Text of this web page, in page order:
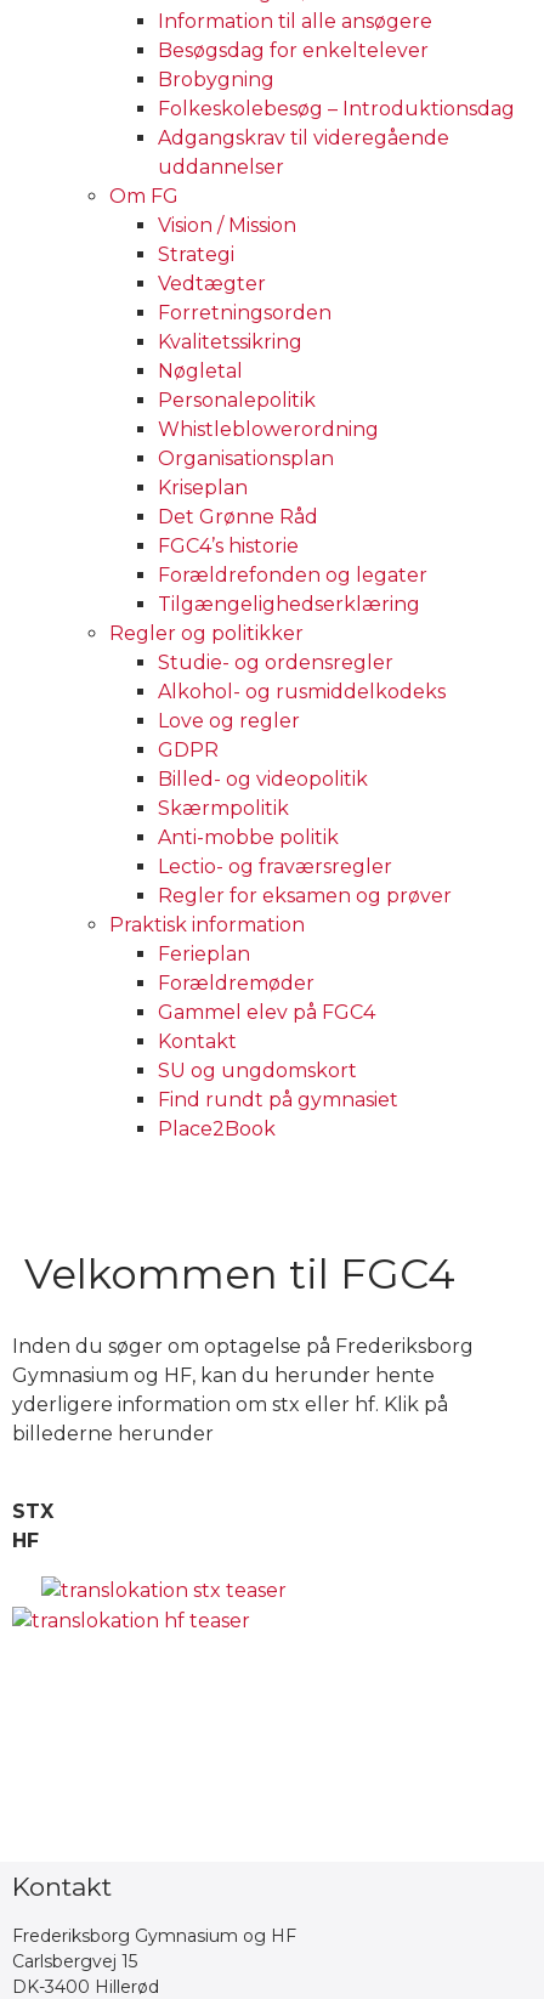
Information til alle ansøgere
Besøgsdag for enkeltelever
Brobygning
Folkeskolebesøg – Introduktionsdag
Adgangskrav til videregående
uddannelser
Om FG
Vision / Mission
Strategi
Vedtægter
Forretningsorden
Kvalitetssikring
Nøgletal
Personalepolitik
Whistleblowerordning
Organisationsplan
Kriseplan
Det Grønne Råd
FGC4’s historie
Forældrefonden og legater
Tilgængelighedserklæring
Regler og politikker
Studie- og ordensregler
Alkohol- og rusmiddelkodeks
Love og regler
GDPR
Billed- og videopolitik
Skærmpolitik
Anti-mobbe politik
Lectio- og fraværsregler
Regler for eksamen og prøver
Praktisk information
Ferieplan
Forældremøder
Gammel elev på FGC4
Kontakt
SU og ungdomskort
Find rundt på gymnasiet
Place2Book
Velkommen til FGC4
Inden du søger om optagelse på Frederiksborg
Gymnasium og HF, kan du herunder hente
yderligere information om stx eller hf. Klik på
billederne herunder
STX
HF
Kontakt
Frederiksborg Gymnasium og HF
Carlsbergvej 15
DK-3400 Hillerød